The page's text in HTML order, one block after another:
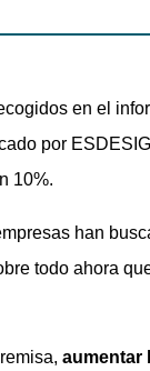
en el
por
10%.
han
todo ahora
aumentar